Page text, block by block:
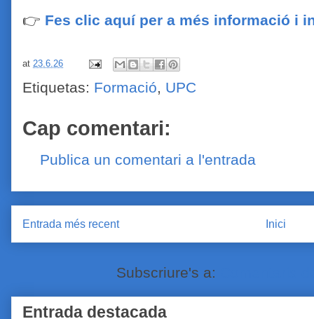
👉 Fes clic aquí per a més informació i
at 23.6.26
Etiquetas: Formació, UPC
Cap comentari:
Publica un comentari a l'entrada
Entrada més recent Inici
Subscriure's a:
Entrada destacada